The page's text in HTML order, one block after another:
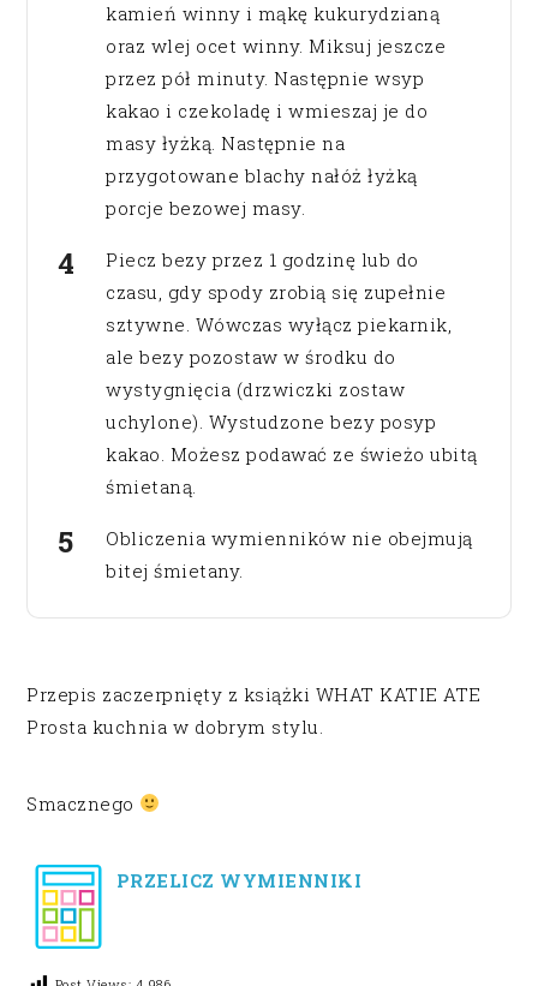
kamień winny i mąkę kukurydzianą
oraz wlej ocet winny. Miksuj jeszcze
przez pół minuty. Następnie wsyp
kakao i czekoladę i wmieszaj je do
masy łyżką. Następnie na
przygotowane blachy nałóż łyżką
porcje bezowej masy.
Piecz bezy przez 1 godzinę lub do
czasu, gdy spody zrobią się zupełnie
sztywne. Wówczas wyłącz piekarnik,
ale bezy pozostaw w środku do
wystygnięcia (drzwiczki zostaw
uchylone). Wystudzone bezy posyp
kakao. Możesz podawać ze świeżo ubitą
śmietaną.
Obliczenia wymienników nie obejmują
bitej śmietany.
Przepis zaczerpnięty z książki WHAT KATIE ATE
Prosta kuchnia w dobrym stylu.
Smacznego
PRZELICZ WYMIENNIKI